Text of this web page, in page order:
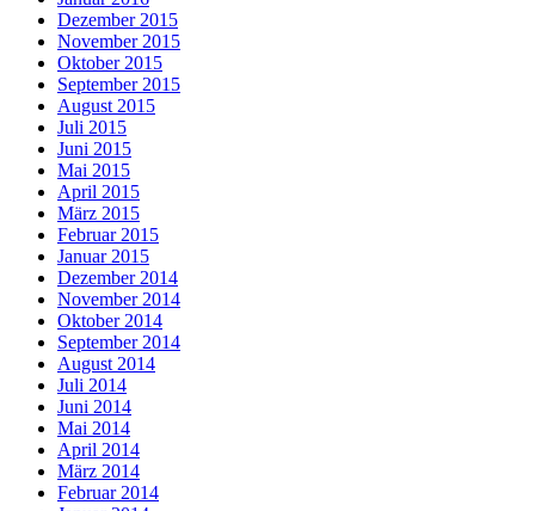
Dezember 2015
November 2015
Oktober 2015
September 2015
August 2015
Juli 2015
Juni 2015
Mai 2015
April 2015
März 2015
Februar 2015
Januar 2015
Dezember 2014
November 2014
Oktober 2014
September 2014
August 2014
Juli 2014
Juni 2014
Mai 2014
April 2014
März 2014
Februar 2014